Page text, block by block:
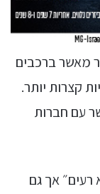
מאשר ברכבים
קצרות יותר.
עם חברות
רעים״ אך גם